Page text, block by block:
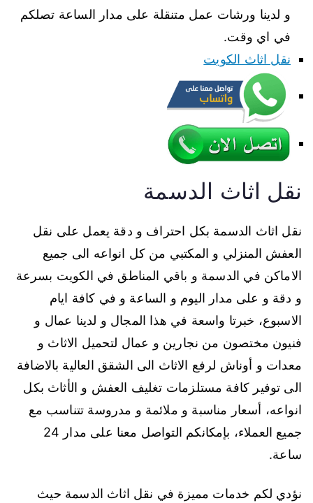
و لدينا ورشات عمل متنقلة على مدار الساعة تصلكم
في اي وقت.
نقل اثاث الكويت
نقل اثاث الدسمة
نقل اثاث الدسمة بكل احتراف و دقة يعمل على نقل
العفش المنزلي و المكتبي من كل انواعه الى جميع
الاماكن في الدسمة و باقي المناطق في الكويت بسرعة
و دقة و على مدار اليوم و الساعة و في كافة ايام
الاسبوع، خبرتا واسعة في هذا المجال و لدينا عمال و
فنيون مختصون من نجارين و عمال لتحميل الاثاث و
معدات و أوناش لرفع الاثاث الى الشقق العالية بالاضافة
الى توفير كافة مستلزمات تغليف العفش و الأثاث بكل
انواعه، أسعار مناسبة و ملائمة و مدروسة تتناسب مع
جميع العملاء، بإمكانكم التواصل معنا على مدار 24
ساعة.
نؤدي لكم خدمات مميزة في نقل اثاث الدسمة حيث